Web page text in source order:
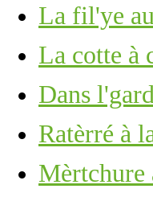
La fil'ye
La cotte à
Dans
Ratèrré à
Mèrtchure